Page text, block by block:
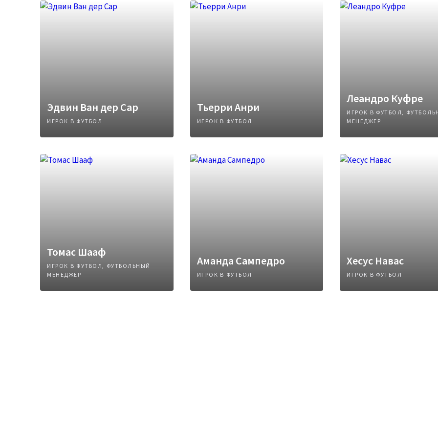
Эдвин Ван дер Сар
ИГРОК В ФУТБОЛ
Тьерри Анри
ИГРОК В ФУТБОЛ
Леандро Куфре
ИГРОК В ФУТБОЛ,
МЕНЕДЖЕР
Томас Шааф
ИГРОК В ФУТБОЛ, ФУТБОЛЬНЫЙ
МЕНЕДЖЕР
Аманда Сампедро
ИГРОК В ФУТБОЛ
Хесус Навас
ИГРОК В ФУТБОЛ